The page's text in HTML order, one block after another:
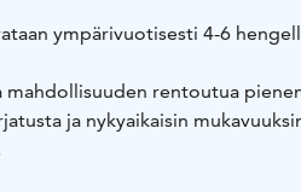
ympärivuotisesti 4-6
mahdollisuuden rentoutua
ja nykyaikaisin